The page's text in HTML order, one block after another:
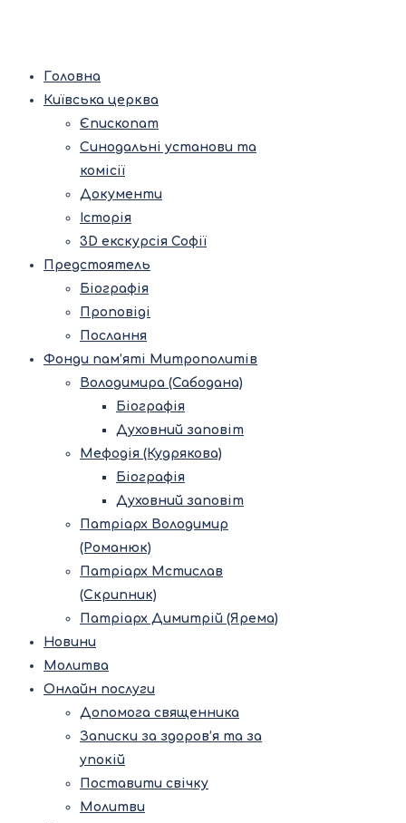
Головна
Київська церква
Єпископат
Синодальні установи та
комісії
Документи
Історія
3D екскурсія Софії
Предстоятель
Біографія
Проповіді
Послання
Фонди пам’яті Митрополитів
Володимира (Сабодана)
Біографія
Духовний заповіт
Мефодія (Кудрякова)
Біографія
Духовний заповіт
Патріарх Володимир
(Романюк)
Патріарх Мстислав
(Скрипник)
Патріарх Димитрій (Ярема)
Новини
Молитва
Онлайн послуги
Допомога священника
Записки за здоров’я та за
упокій
Поставити свічку
Молитви